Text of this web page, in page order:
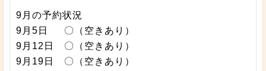
9月の予約状況
9月5日 〇（空きあり）
9月12日 〇（空きあり）
9月19日 〇（空きあり）